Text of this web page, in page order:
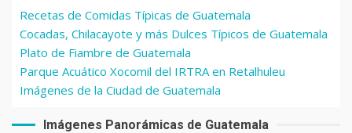
Recetas de Comidas Típicas de Guatemala
Cocadas, Chilacayote y más Dulces Típicos de Guatemala
Plato de Fiambre de Guatemala
Parque Acuático Xocomil del IRTRA en Retalhuleu
Imágenes de la Ciudad de Guatemala
Imágenes Panorámicas de Guatemala